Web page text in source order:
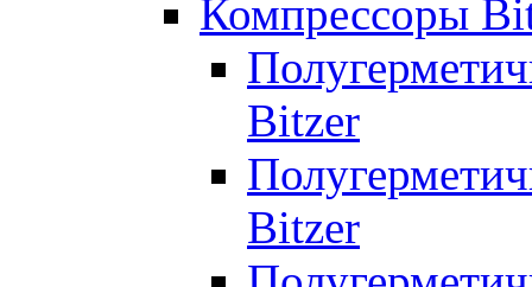
Компрессоры
Bitzer
Bitzer